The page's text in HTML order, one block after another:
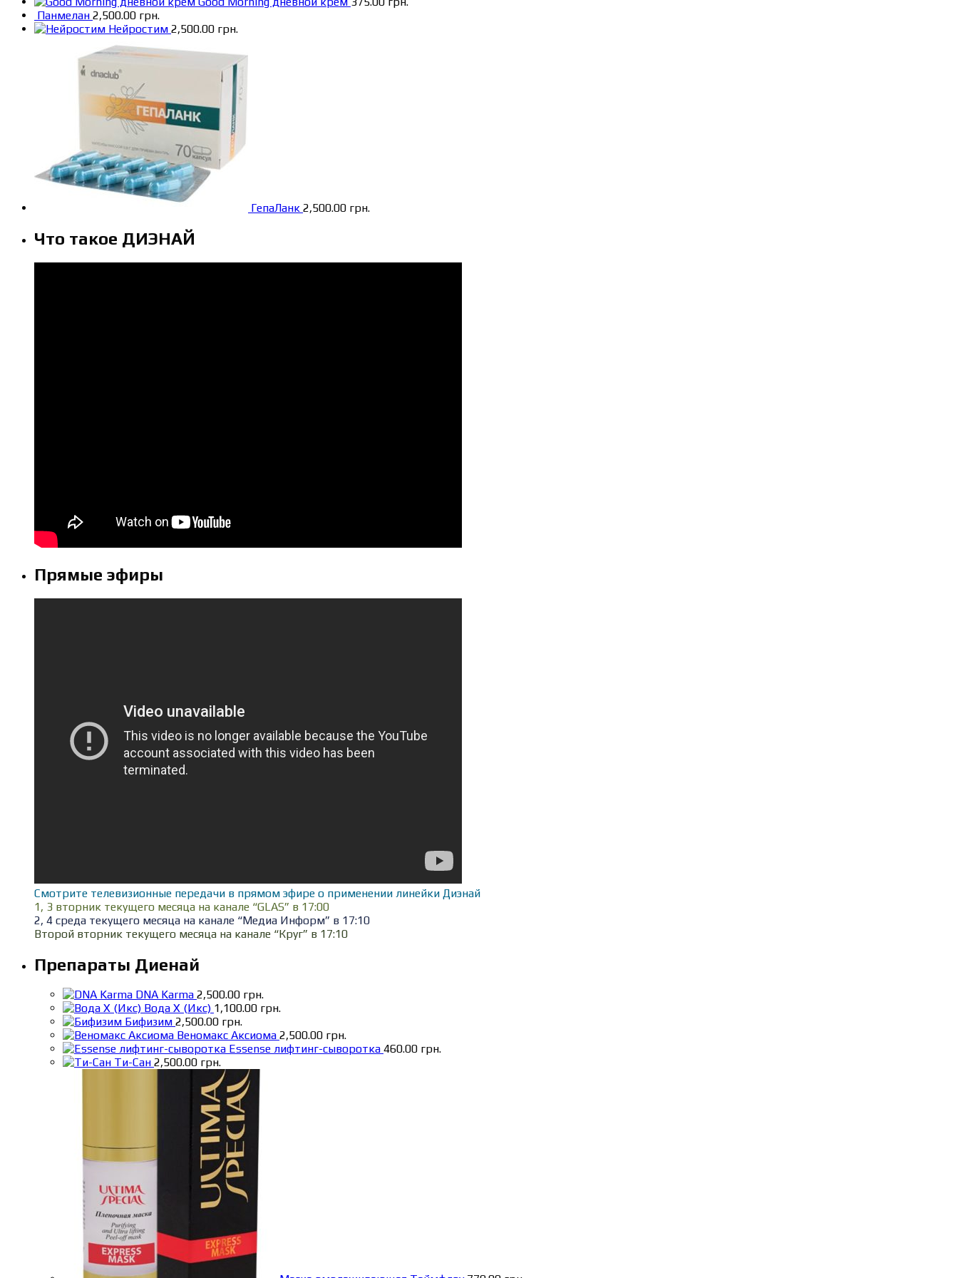
Панмелан 2,500.00 грн.
Нейростим 2,500.00 грн.
ГепаЛанк 2,500.00 грн.
Что такое ДИЭНАЙ
Прямые эфиры
Смотрите телевизионные передачи в прямом эфире о применении линейки Диэнай
1, 3 вторник текущего месяца на канале “GLAS” в 17:00
2, 4 среда текущего месяца на канале “Медиа Информ” в 17:10
Второй вторник текущего месяца на канале “Круг” в 17:10
Препараты Диенай
DNA Karma 2,500.00 грн.
Вода X (Икс) 1,100.00 грн.
Бифизим 2,500.00 грн.
Веномакс Аксиома 2,500.00 грн.
Essense лифтинг-сыворотка 460.00 грн.
Ти-Сан 2,500.00 грн.